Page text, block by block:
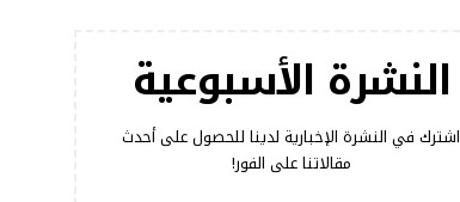
النشرة الأسبوعية
اشترك في النشرة الإخبارية لدينا للحصول على أحدث
مقالاتنا على الفور!